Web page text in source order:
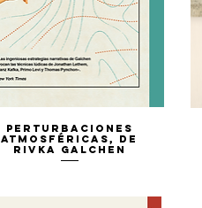
Vista rápida
Perturbaciones
atmosféricas, de
Rivka Galchen